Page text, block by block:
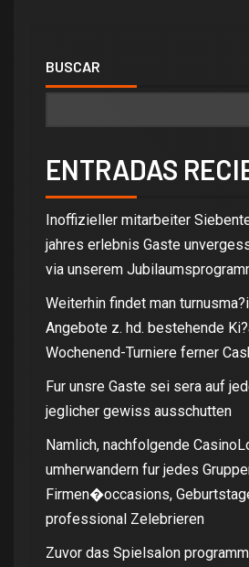
BUSCAR
ENTRADAS
Inoffizieller mitarbeiter
jahres erlebnis Gaste
via unserem
Weiterhin findet man
Angebote z. hd. bestehende
Wochenend-Turniere ferner
Fur unsre Gaste sei sera auf
jeglicher gewiss ausschutten
Namlich, nachfolgende
umherwandern fur jedes
Firmen�occasions,
professional Zelebrieren
Zuvor das Spielsalon